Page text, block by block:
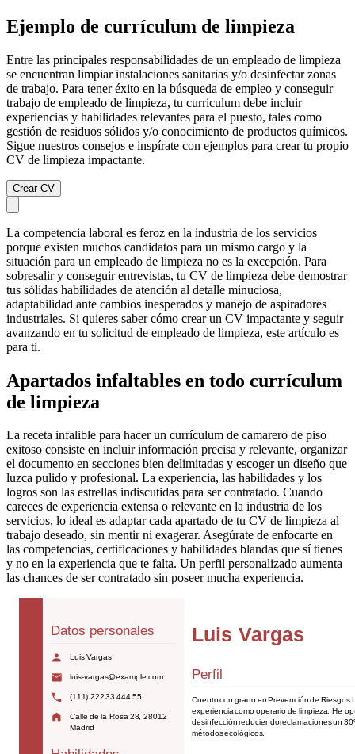
Ejemplo de currículum de limpieza
Entre las principales responsabilidades de un empleado de limpieza
se encuentran limpiar instalaciones sanitarias y/o desinfectar zonas
de trabajo. Para tener éxito en la búsqueda de empleo y conseguir
trabajo de empleado de limpieza, tu currículum debe incluir
experiencias y habilidades relevantes para el puesto, tales como
gestión de residuos sólidos y/o conocimiento de productos químicos.
Sigue nuestros consejos e inspírate con ejemplos para crear tu propio
CV de limpieza impactante.
Crear CV
La competencia laboral es feroz en la industria de los servicios
porque existen muchos candidatos para un mismo cargo y la
situación para un empleado de limpieza no es la excepción. Para
sobresalir y conseguir entrevistas, tu CV de limpieza debe demostrar
tus sólidas habilidades de atención al detalle minuciosa,
adaptabilidad ante cambios inesperados y manejo de aspiradores
industriales. Si quieres saber cómo crear un CV impactante y seguir
avanzando en tu solicitud de empleado de limpieza, este artículo es
para ti.
Apartados infaltables en todo currículum
de limpieza
La receta infalible para hacer un currículum de camarero de piso
exitoso consiste en incluir información precisa y relevante, organizar
el documento en secciones bien delimitadas y escoger un diseño que
luzca pulido y profesional. La experiencia, las habilidades y los
logros son las estrellas indiscutidas para ser contratado. Cuando
careces de experiencia extensa o relevante en la industria de los
servicios, lo ideal es adaptar cada apartado de tu CV de limpieza al
trabajo deseado, sin mentir ni exagerar. Asegúrate de enfocarte en
las competencias, certificaciones y habilidades blandas que sí tienes
y no en la experiencia que te falta. Un perfil personalizado aumenta
las chances de ser contratado sin poseer mucha experiencia.